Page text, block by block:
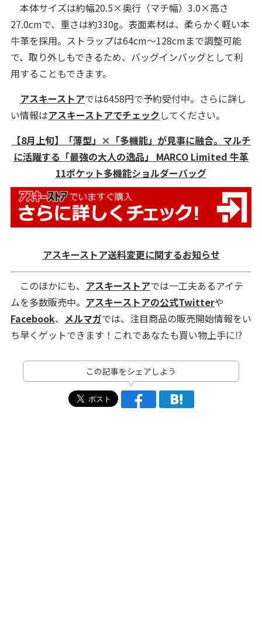
本体サイズは約幅20.5×奥行（マチ幅）3.0×高さ
27.0cmで、重さは約330g。表面素材は、柔らかく軽い本
牛革を採用。ストラップは64cm～128cmまで調整可能
で、取り外しもできるため、バッグインバッグとして利
用することもできます。
アスキーストアでは6458円で予約受付中。さらに詳し
い情報はアスキーストアでチェックしてください。
【8月上旬】「薄型」×「多機能」が見事に融合。マルチ
に活躍する「最強の大人の逸品」 MARCO Limited 牛革
11ポケット多機能ショルダーバッグ
アスキーストア送料変更に関するお知らせ
このほかにも、 アスキーストアでは一工夫あるアイテ
ムを多数販売中。 アスキーストアの公式Twitterや
Facebook、 メルマガでは、注目商品の販売開始情報をい
ち早くゲットできます！これであなたも買い物上手に⁉
この記事をシェアしよう